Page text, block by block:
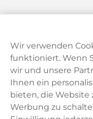
Wir verwenden
funktioniert. Wenn
wir und unsere
Ihnen ein
bieten, die
Werbung zu